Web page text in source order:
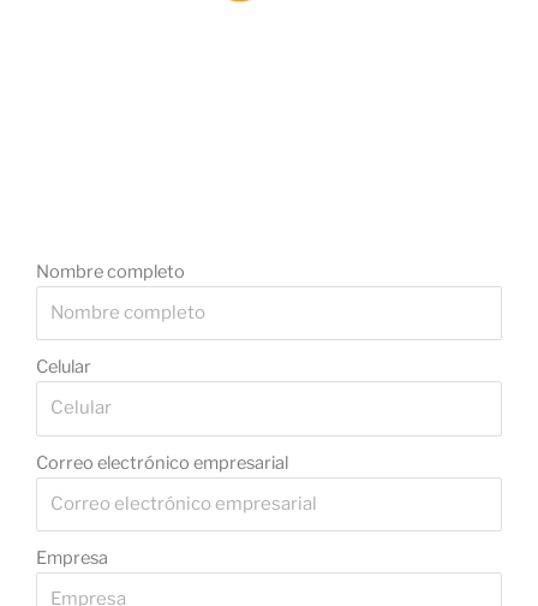
Nombre completo
Celular
Correo electrónico empresarial
Empresa